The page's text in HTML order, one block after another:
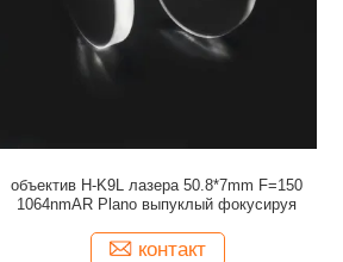
объектив H-K9L лазера 50.8*7mm F=150
1064nmAR Plano выпуклый фокусируя
контакт